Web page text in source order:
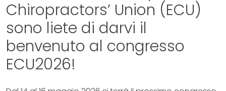
Chiropractors’ Union (ECU)
sono liete di darvi il
benvenuto al congresso
ECU2026!